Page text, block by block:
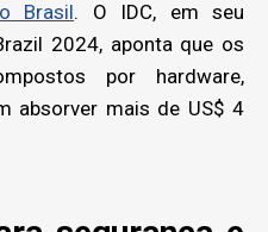
Brasil. O IDC, em seu
2024, aponta que os
por hardware,
absorver mais de US$ 4